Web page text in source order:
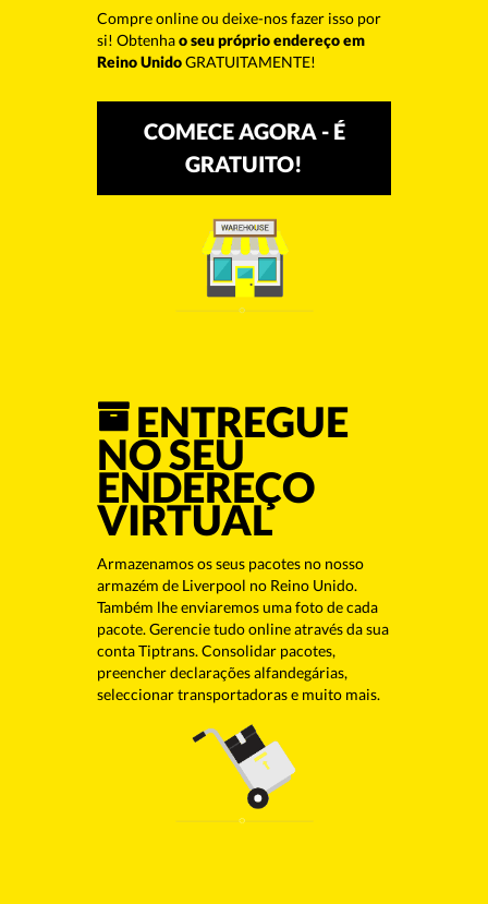
Compre online ou deixe-nos fazer isso por
si! Obtenhao seu próprio endereço em
Reino UnidoGRATUITAMENTE!
COMECE AGORA - É
GRATUITO!
ENTREGUE
NO SEU
ENDEREÇO
VIRTUAL
Armazenamos os seus pacotes no nosso
armazém de Liverpool no Reino Unido.
Também lhe enviaremos uma foto de cada
pacote. Gerencie tudo online através da sua
conta Tiptrans. Consolidar pacotes,
preencher declarações alfandegárias,
seleccionar transportadoras e muito mais.